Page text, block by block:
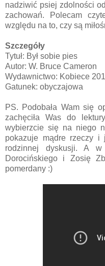
nadziwić psiej zdolności
zachowań. Polecam
względu na to, czy są
Szczegóły
Tytuł: Był sobie pies
Autor: W. Bruce Cameron
Wydawnictwo: Kobiece
Gatunek: obyczajowa
PS. Podobała Wam się
zachęciła Was do
wybierzcie się na niego
pokazuje mądre rzeczy i
rodzinnej dyskusji. A w
Dorocińskiego i Zosię
pomerdany :)